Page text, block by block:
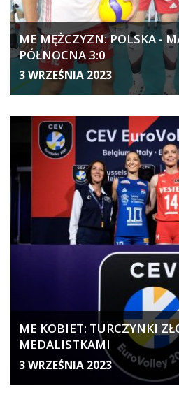
ME MĘŻCZYZN: POLSKA -
PÓŁNOCNA 3:0
3 WRZEŚNIA 2023
ME KOBIET: TURCZYNKI
MEDALISTKAMI
3 WRZEŚNIA 2023